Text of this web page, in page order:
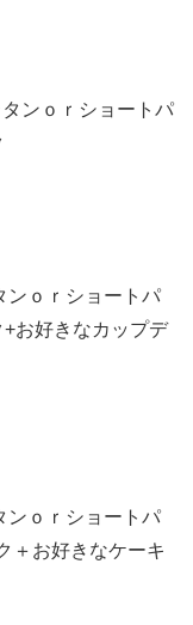
ンｏｒショートパ
ンｏｒショートパ
お好きなカップデ
ンｏｒショートパ
＋お好きなケーキ